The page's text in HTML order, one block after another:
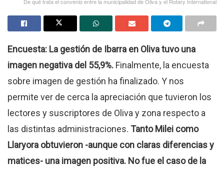
De qué trata el convenio entre la municipalidad de Oliva y el Rotary International
Encuesta: La gestión de Ibarra en Oliva tuvo una
imagen negativa del 55,9%. Finalmente, la encuesta
sobre imagen de gestión ha finalizado. Y nos
permite ver de cerca la apreciación que tuvieron los
lectores y suscriptores de Oliva y zona respecto a
las distintas administraciones. Tanto Milei como
Llaryora obtuvieron -aunque con claras diferencias y
matices- una imagen positiva. No fue el caso de la